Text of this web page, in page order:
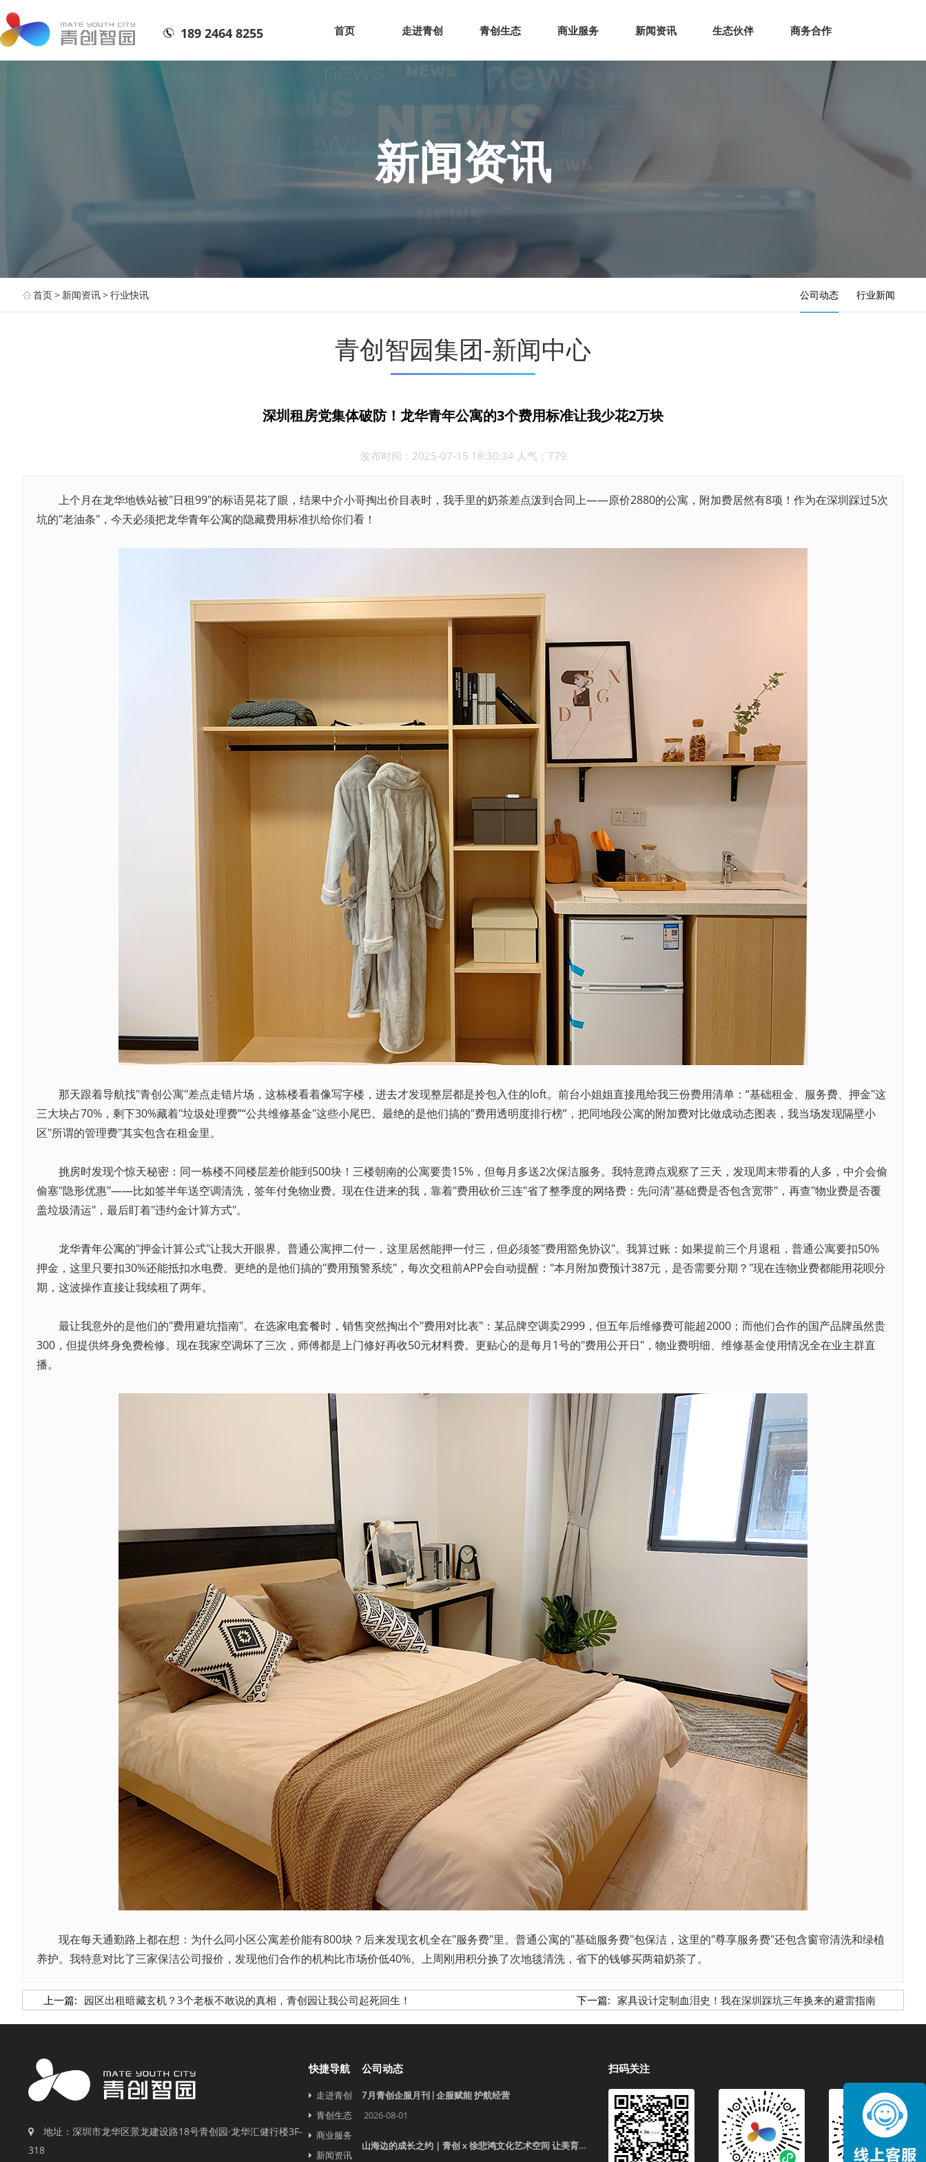
网站首页 走进青创 青创生态 商业服务 新闻资讯 生态伙伴
189 2464 8255 首页 走进青创 青创生态 商业服务 新闻资讯 生态伙伴 商务合作
新闻资讯
首页> 新闻资讯>行业快讯 公司动态 行业新闻
青创智园集团-新闻中心
深圳租房党集体破防！龙华青年公寓的3个费用标准让我少花2万块
发布时间：2025-07-15 18:30:34 人气：779
上个月在龙华地铁站被"日租99"的标语晃花了眼，结果中介小哥掏出价目表时，我手里的奶茶差点泼到合同上——原价2880的公寓，附加费居然有8项！作为在深圳踩过5次
坑的"老油条"，今天必须把龙华青年公寓的隐藏费用标准扒给你们看！
那天跟着导航找"青创公寓"差点走错片场，这栋楼看着像写字楼，进去才发现整层都是拎包入住的loft。前台小姐姐直接甩给我三份费用清单：“基础租金、服务费、押金"这
三大块占70%，剩下30%藏着"垃圾处理费”“公共维修基金"这些小尾巴。最绝的是他们搞的"费用透明度排行榜”，把同地段公寓的附加费对比做成动态图表，我当场发现隔壁小
区"所谓的管理费"其实包含在租金里。
挑房时发现个惊天秘密：同一栋楼不同楼层差价能到500块！三楼朝南的公寓要贵15%，但每月多送2次保洁服务。我特意蹲点观察了三天，发现周末带看的人多，中介会偷
偷塞"隐形优惠"——比如签半年送空调清洗，签年付免物业费。现在住进来的我，靠着"费用砍价三连"省了整季度的网络费：先问清"基础费是否包含宽带"，再查"物业费是否覆
盖垃圾清运"，最后盯着"违约金计算方式"。
龙华青年公寓的"押金计算公式"让我大开眼界。普通公寓押二付一，这里居然能押一付三，但必须签"费用豁免协议"。我算过账：如果提前三个月退租，普通公寓要扣50%
押金，这里只要扣30%还能抵扣水电费。更绝的是他们搞的"费用预警系统"，每次交租前APP会自动提醒："本月附加费预计387元，是否需要分期？"现在连物业费都能用花呗分
期，这波操作直接让我续租了两年。
最让我意外的是他们的"费用避坑指南"。在选家电套餐时，销售突然掏出个"费用对比表"：某品牌空调卖2999，但五年后维修费可能超2000；而他们合作的国产品牌虽然贵
300，但提供终身免费检修。现在我家空调坏了三次，师傅都是上门修好再收50元材料费。更贴心的是每月1号的"费用公开日"，物业费明细、维修基金使用情况全在业主群直
播。
现在每天通勤路上都在想：为什么同小区公寓差价能有800块？后来发现玄机全在"服务费"里。普通公寓的"基础服务费"包保洁，这里的"尊享服务费"还包含窗帘清洗和绿植
养护。我特意对比了三家保洁公司报价，发现他们合作的机构比市场价低40%。上周刚用积分换了次地毯清洗，省下的钱够买两箱奶茶了。
上一篇: 园区出租暗藏玄机？3个老板不敢说的真相，青创园让我公司起死回生！ 下一篇: 家具设计定制血泪史！我在深圳踩坑三年换来的避雷指南
地址：深圳市龙华区景龙建设路18号青创园·龙华汇健行楼3F-
318
快捷导航
走进青创
青创生态
商业服务
新闻资讯
公司动态
7月青创企服月刊 | 企服赋能 护航经营
2026-08-01
山海边的成长之约｜青创 x 徐悲鸿文化艺术空间 让美育照见更远的世界
扫码关注